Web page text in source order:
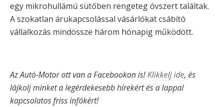
egy mikrohullámú sütőben rengeteg óvszert találtak.
A szokatlan árukapcsolással vásárlókat csábító
vállalkozás mindössze három hónapig működött.
Az Autó-Motor ott van a Facebookon is!Klikkelj ide, és
lájkolj minket a legérdekesebb hírekért és a lappal
kapcsolatos friss infókért!